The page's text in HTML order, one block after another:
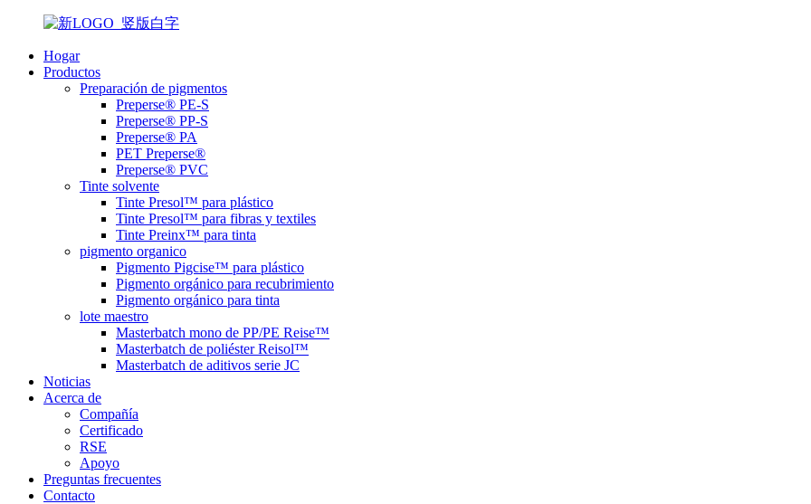
Hogar
Productos
Preparación de pigmentos
Preperse® PE-S
Preperse® PP-S
Preperse® PA
PET Preperse®
Preperse® PVC
Tinte solvente
Tinte Presol™ para plástico
Tinte Presol™ para fibras y textiles
Tinte Preinx™ para tinta
pigmento organico
Pigmento Pigcise™ para plástico
Pigmento orgánico para recubrimiento
Pigmento orgánico para tinta
lote maestro
Masterbatch mono de PP/PE Reise™
Masterbatch de poliéster Reisol™
Masterbatch de aditivos serie JC
Noticias
Acerca de
Compañía
Certificado
RSE
Apoyo
Preguntas frecuentes
Contacto